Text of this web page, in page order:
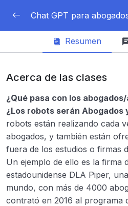
Módulo 0: Introducción
Introducción a IAG para
¿Qué es la Inteligencia
¿Los abogados/as se verán
I.A?
Impacto de la I.A en las
Módulo 1: Introducción a la
artificial generativa y Chat
Chat GPT para
Resumen
Acerca de las clases
¿Qué pasa con los
¿Los robots serán Abogados
robots están realizando cada
abogados, y también están
fuera de los estudios o firmas
Un ejemplo de ello es la firma
estadounidense DLA Piper,
mundo, con más de 4000
contrató en 2016 al programa